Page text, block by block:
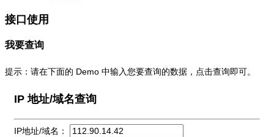
接口使用
我要查询
提示：请在下面的 Demo 中输入您要查询的数据，点击查询即可。
IP 地址/域名查询
IP地址/域名：